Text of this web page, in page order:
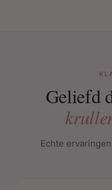
Geliefd
Echte